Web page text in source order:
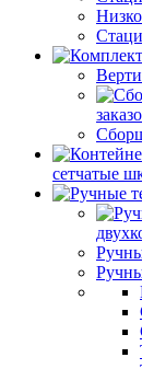
сетчатые